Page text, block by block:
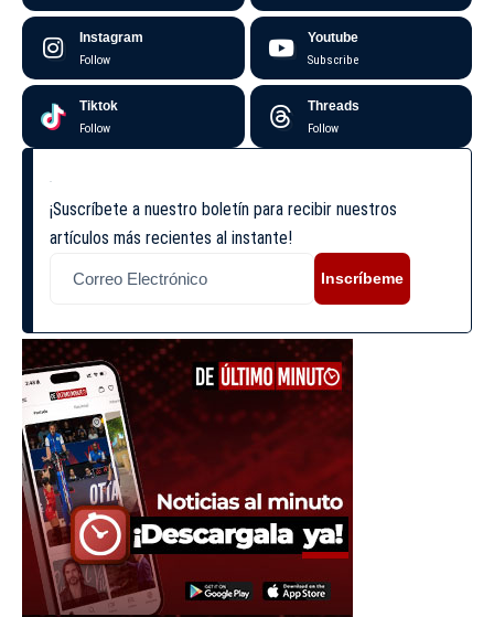
Instagram
Follow
Youtube
Subscribe
Tiktok
Follow
Threads
Follow
¡Suscríbete a nuestro boletín para recibir nuestros
artículos más recientes al instante!
Inscríbeme